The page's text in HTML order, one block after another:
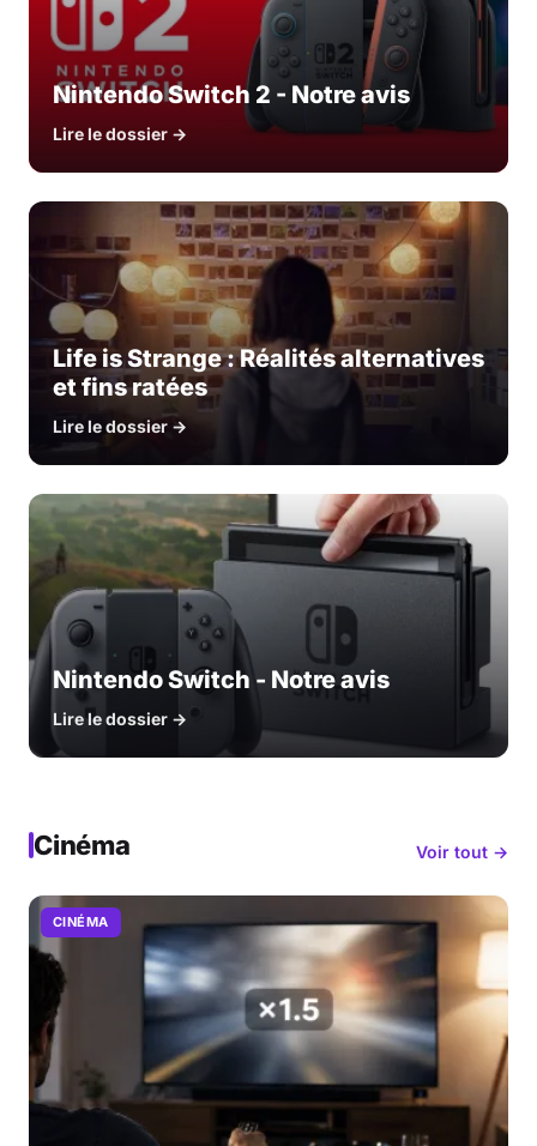
Nintendo Switch 2 - Notre avis
Lire le dossier →
Life is Strange : Réalités alternatives
et fins ratées
Lire le dossier →
Nintendo Switch - Notre avis
Lire le dossier →
Cinéma Voir tout →
CINÉMA